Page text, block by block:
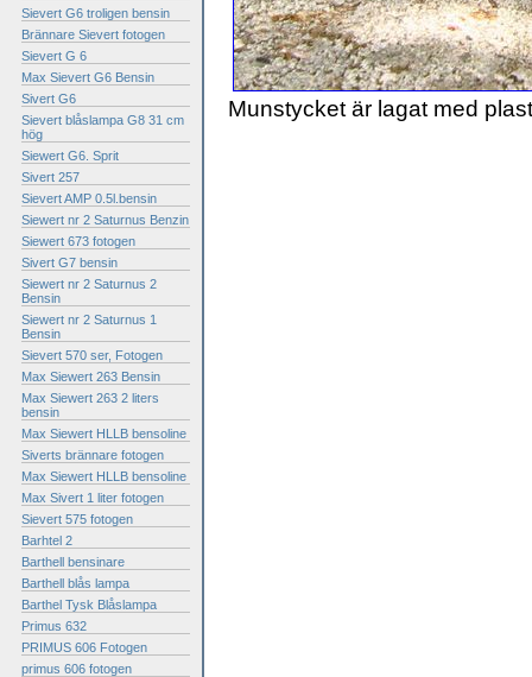
Sievert G6 troligen bensin
Brännare Sievert fotogen
Sievert G 6
Max Sievert G6 Bensin
Sivert G6
Sievert blåslampa G8 31 cm
hög
Siewert G6. Sprit
Sivert 257
Sievert AMP 0.5l.bensin
Siewert nr 2 Saturnus Benzin
Siewert 673 fotogen
Sivert G7 bensin
Siewert nr 2 Saturnus 2
Bensin
Siewert nr 2 Saturnus 1
Bensin
Sievert 570 ser, Fotogen
Max Siewert 263 Bensin
Max Siewert 263 2 liters
bensin
Max Siewert HLLB bensoline
Siverts brännare fotogen
Max Siewert HLLB bensoline
Max Sivert 1 liter fotogen
Sievert 575 fotogen
Barhtel 2
Barthell bensinare
Barthell blås lampa
Barthel Tysk Blåslampa
Primus 632
PRIMUS 606 Fotogen
primus 606 fotogen
Munstycket är lagat med